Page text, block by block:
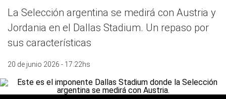
La Selección argentina se medirá con Austria y
Jordania en el Dallas Stadium. Un repaso por
sus características
20 de junio 2026 - 17:22hs